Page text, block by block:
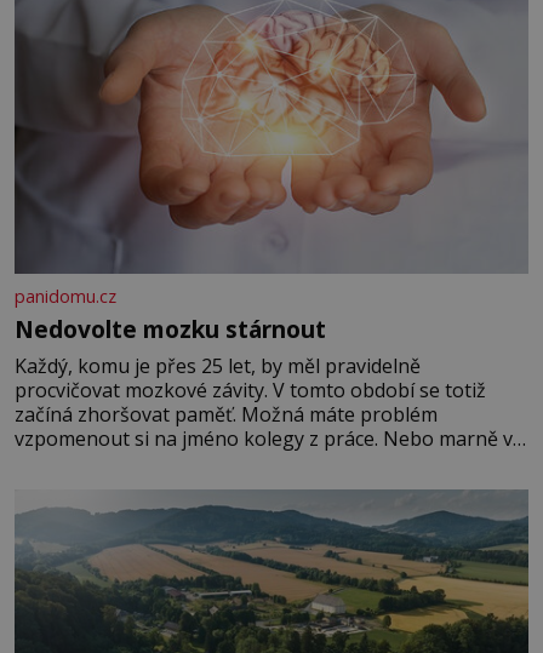
panidomu.cz
Nedovolte mozku stárnout
Každý, komu je přes 25 let, by měl pravidelně
procvičovat mozkové závity. V tomto období se totiž
začíná zhoršovat paměť. Možná máte problém
vzpomenout si na jméno kolegy z práce. Nebo marně v
Je to opravdu tak, s věkem jako kdyby se paměť
rozhodla stávkovat. Cvičte